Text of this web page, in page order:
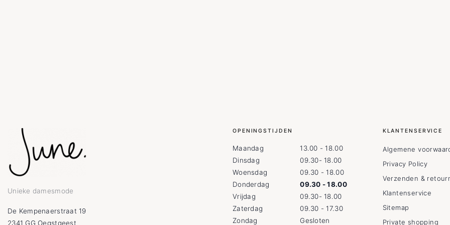
Unieke damesmode
De Kempenaerstraat 19
2341 GG Oegstgeest
OPENINGSTIJDEN
Maandag
13.00 - 18.00
Dinsdag
09.30- 18.00
Woensdag
09.30 - 18.00
Donderdag
09.30 - 18.00
Vrijdag
09.30- 18.00
Zaterdag
09.30 - 17.30
Zondag
Gesloten
KLANTENSERVICE
Algemene
Privacy Policy
Verzenden &
Klantenservice
Sitemap
Private shopping